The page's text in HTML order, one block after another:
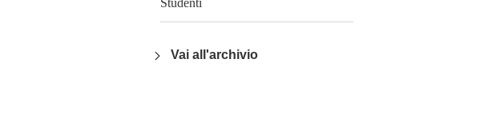
Vai all'archivio